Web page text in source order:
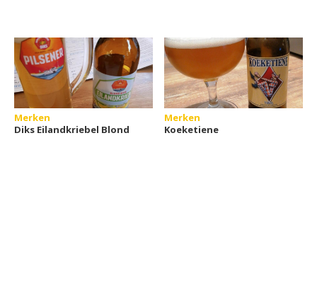
Merken
Diks Eilandkriebel Blond
Merken
Koeketiene